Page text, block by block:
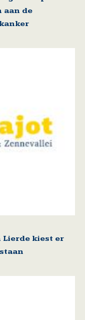
aan de
Lierde kiest er